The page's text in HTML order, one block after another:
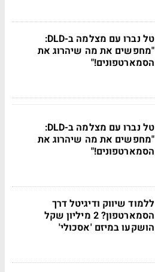
טל נברו עם מצלמה ב-DLD:
"מחפשים את מה שיהרוג את
הסמארטפונים!"
טל נברו עם מצלמה ב-DLD:
"מחפשים את מה שיהרוג את
הסמארטפונים!"
ללמוד שיווק ודיגיטל דרך
הסמארטפון? 2 מיליון שקל
הושקעו במיזם 'אסכולי'